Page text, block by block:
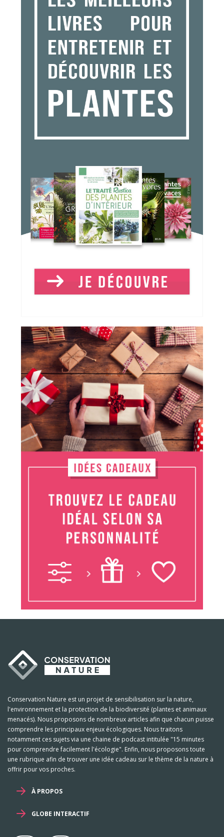
Conservation Nature est un projet de sensibilisation sur la nature,
l'environnement et la protection de la biodiversité (plantes et animaux
menacés). Nous proposons de nombreux articles afin que chacun puisse
comprendre les principaux enjeux écologiques. Nous traitons
notamment ces sujets via une chaine de podcast intitulée "15 minutes
pour comprendre facilement l'écologie". Enfin, nous proposons toute
une rubrique afin de trouver une idée cadeau sur le thème de la nature à
offrir pour vos proches.
À PROPOS
GLOBE INTERACTIF